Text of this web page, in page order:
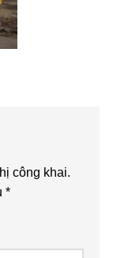
công khai.
*